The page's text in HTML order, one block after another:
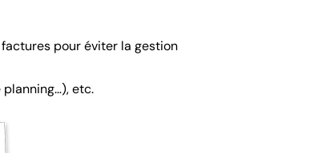
pour éviter la gestion
etc.